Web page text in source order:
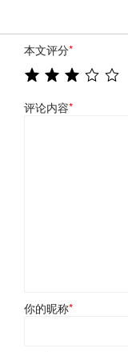
本文评分*
评论内容*
你的昵称*